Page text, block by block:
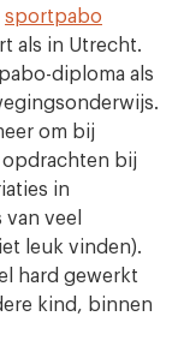
sportpabo
als in Utrecht.
diploma als
om bij
bij
in
veel
leuk vinden).
hard gewerkt
kind, binnen